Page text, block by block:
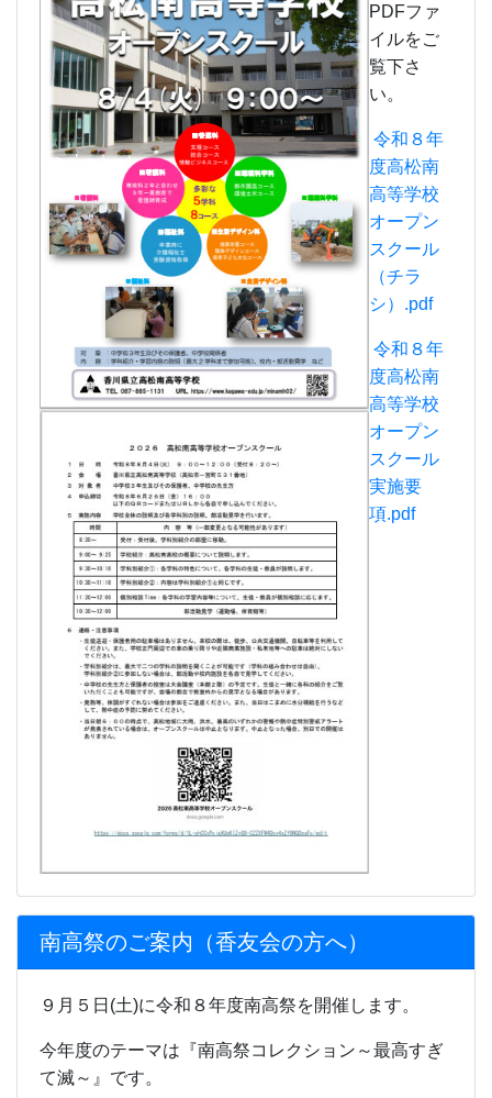
PDFファ
イルをご
覧下さ
い。
令和８年
度高松南
高等学校
オープン
スクール
（チラ
シ）.pdf
令和８年
度高松南
高等学校
オープン
スクール
実施要
項.pdf
南高祭のご案内（香友会の方へ）
９月５日(土)に令和８年度南高祭を開催します。
今年度のテーマは『南高祭コレクション～最高すぎ
て滅～』です。